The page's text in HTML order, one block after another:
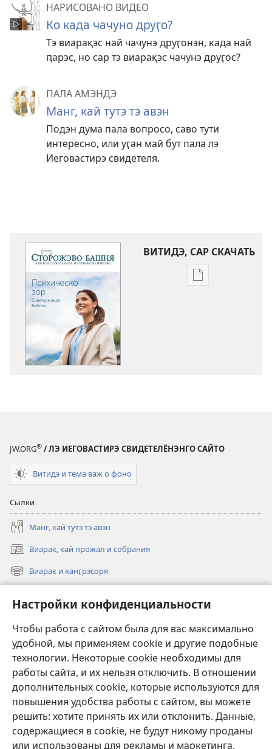
Настройки конфиденциальности
Чтобы работа с сайтом была для вас максимально
удобной, мы применяем cookie и другие подобные
технологии. Некоторые cookie необходимы для
работы сайта, и их нельзя отключить. В отношении
дополнительных cookie, которые используются для
повышения удобства работы с сайтом, вы можете
решить: хотите принять их или отклонить. Данные,
содержащиеся в cookie, не будут никому проданы
или использованы для рекламы и маркетинга.
НАРИСОВАНО ВИДЕО
Ко када чачуно друӷо?
Тэ виарақэс най чачунэ друӷонэн, када най
ԥарэс, но сар тэ виарақэс чачунэ друӷос?
ПАЛА АМЭНДЭ
Манг, кай тутэ тэ авэн
Подэн дума пала вопросо, саво тути
интересно, или уӷан май бут пала лэ
Иеговастирэ свидетеля.
ВИТИДЭ, САР СКАЧАТЬ
Скачай
JW.ORG® / ЛЭ ИЕГОВАСТИРЭ СВИДЕТЕЛЁНЭНГО САЙТО
Витидэ и тема важ о фоно
Сылки
Манг, кай тутэ тэ авэн
Виарак, кай прожал и собрания
(открывается
в
новом
Виарак и канӷрэсоря
(открывается
в
новом
окне) Видео
Родэ
Тэ шос ловэ
(открывается
в
новом
окне)
ОНЛАЙН-БИБЛИАТЕКА Сторожэво башня
(открывается
в
новом
окне)
JW Hub
(открывается
в